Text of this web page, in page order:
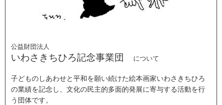
公益財団法人
いわさきちひろ記念事業団 について
子どものしあわせと平和を願い続けた絵本画家いわさきちひろ
の業績を記念し、文化の民主的多面的発展に寄与する活動を行
う団体です。